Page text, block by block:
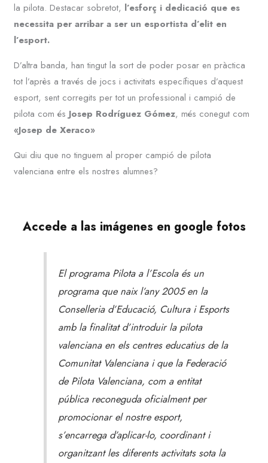
la pilota. Destacar sobretot, l’esforç i dedicació que es
necessita per arribar a ser un esportista d’elit en
l’esport.
D’altra banda, han tingut la sort de poder posar en pràctica
tot l’après a través de jocs i activitats específiques d’aquest
esport, sent corregits per tot un professional i campió de
pilota com és Josep Rodríguez Gómez, més conegut com
«Josep de Xeraco»
Qui diu que no tinguem al proper campió de pilota
valenciana entre els nostres alumnes?
Accede a las imágenes en google fotos
El programa Pilota a l’Escola és un
programa que naix l’any 2005 en la
Conselleria d’Educació, Cultura i Esports
amb la finalitat d’introduir la pilota
valenciana en els centres educatius de la
Comunitat Valenciana i que la Federació
de Pilota Valenciana, com a entitat
pública reconeguda oficialment per
promocionar el nostre esport,
s’encarrega d’aplicar-lo, coordinant i
organitzant les diferents activitats sota la